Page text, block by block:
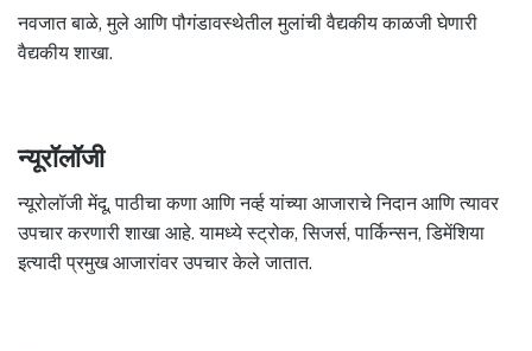
नवजात बाळे, मुले आणि पौगंडावस्थेतील मुलांची वैद्यकीय काळजी घेणारी
वैद्यकीय शाखा.
न्यूरॉलॉजी
न्यूरोलॉजी मेंदू, पाठीचा कणा आणि नर्व्ह यांच्या आजाराचे निदान आणि त्यावर
उपचार करणारी शाखा आहे. यामध्ये स्ट्रोक, सिजर्स, पार्किन्सन, डिमेंशिया
इत्यादी प्रमुख आजारांवर उपचार केले जातात.